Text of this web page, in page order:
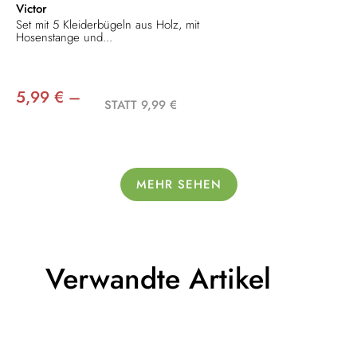
Victor
Set mit 5 Kleiderbügeln aus Holz, mit
Hosenstange und...
5,99 € – STATT 9,99 €
MEHR SEHEN
Verwandte Artikel